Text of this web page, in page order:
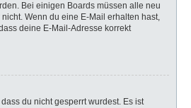
Bei einigen Boards müssen alle neu
Wenn du eine E-Mail erhalten hast,
deine E-Mail-Adresse korrekt
du nicht gesperrt wurdest. Es ist